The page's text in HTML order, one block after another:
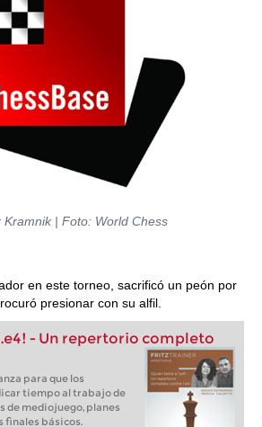
Kramnik | Foto: World Chess
en este torneo, sacrificó un peón por
presionar con su alfil.
- Un repertorio completo
para que los
tiempo al trabajo de
de mediojuego, planes
finales básicos.